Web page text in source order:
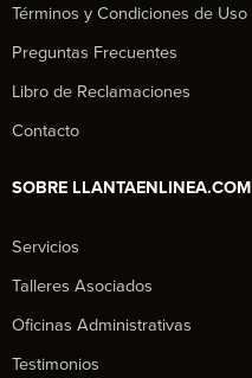
Términos y Condiciones de Uso
Preguntas Frecuentes
Libro de Reclamaciones
Contacto
SOBRE LLANTAENLINEA.COM
Servicios
Talleres Asociados
Oficinas Administrativas
Testimonios